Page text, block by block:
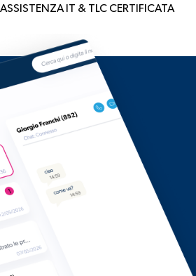
ASSISTENZA IT & TLC CERTIFICATA